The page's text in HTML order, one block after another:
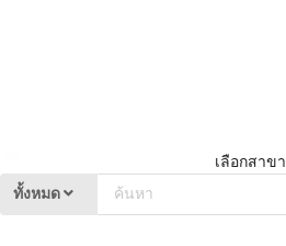
เลือกสาขา
ทั้งหมด